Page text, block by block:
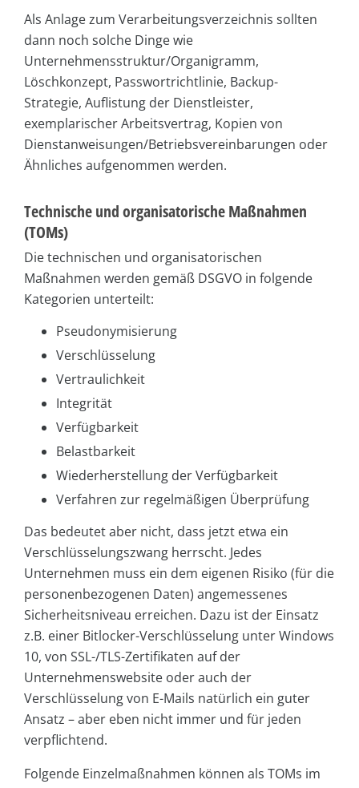
Als Anlage zum Verarbeitungsverzeichnis sollten
dann noch solche Dinge wie
Unternehmensstruktur/Organigramm,
Löschkonzept, Passwortrichtlinie, Backup-
Strategie, Auflistung der Dienstleister,
exemplarischer Arbeitsvertrag, Kopien von
Dienstanweisungen/Betriebsvereinbarungen oder
Ähnliches aufgenommen werden.
Technische und organisatorische Maßnahmen
(TOMs)
Die technischen und organisatorischen
Maßnahmen werden gemäß DSGVO in folgende
Kategorien unterteilt:
Pseudonymisierung
Verschlüsselung
Vertraulichkeit
Integrität
Verfügbarkeit
Belastbarkeit
Wiederherstellung der Verfügbarkeit
Verfahren zur regelmäßigen Überprüfung
Das bedeutet aber nicht, dass jetzt etwa ein
Verschlüsselungszwang herrscht. Jedes
Unternehmen muss ein dem eigenen Risiko (für die
personenbezogenen Daten) angemessenes
Sicherheitsniveau erreichen. Dazu ist der Einsatz
z.B. einer Bitlocker-Verschlüsselung unter Windows
10, von SSL-/TLS-Zertifikaten auf der
Unternehmenswebsite oder auch der
Verschlüsselung von E-Mails natürlich ein guter
Ansatz – aber eben nicht immer und für jeden
verpflichtend.
Folgende Einzelmaßnahmen können als TOMs im